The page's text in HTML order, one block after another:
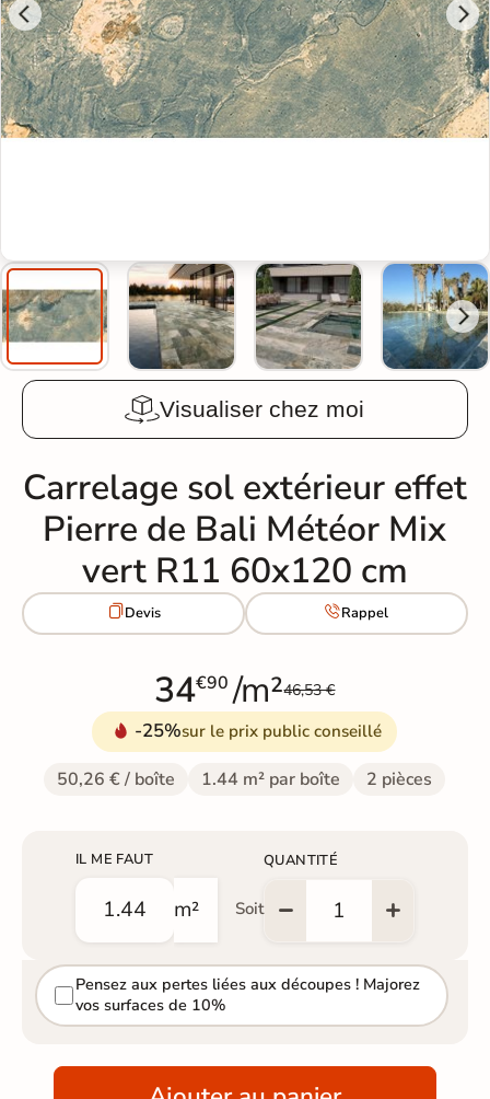
Visualiser chez moi
Carrelage sol extérieur effet
Pierre de Bali Météor Mix
vert R11 60x120 cm
Devis Rappel
34€90 /m²46,53 €
-25%sur le prix public conseillé
50,26 € / boîte 1.44 m² par boîte 2 pièces
IL ME FAUT
m² Soit
QUANTITÉ
Pensez aux pertes liées aux découpes ! Majorez
vos surfaces de 10%